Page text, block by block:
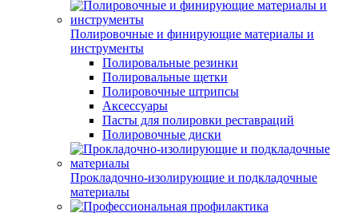
Полировочные и финирующие материалы и
инструменты
Полировальные резинки
Полировальные щетки
Полировочные штрипсы
Аксессуары
Пасты для полировки реставраций
Полировочные диски
Прокладочно-изолирующие и подкладочные
материалы